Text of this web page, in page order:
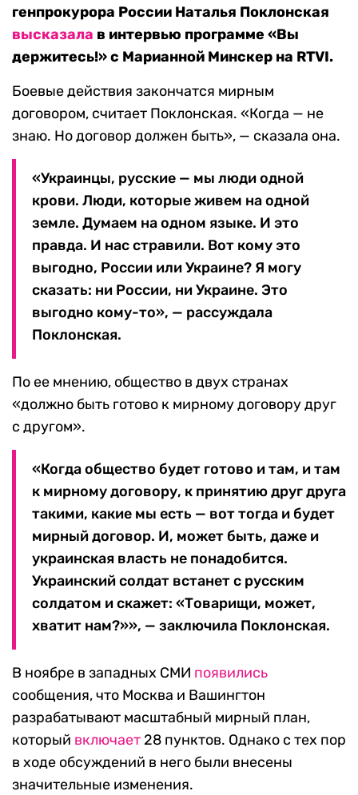
генпрокурора России Наталья Поклонская
высказала в интервью программе «Вы
держитесь!» с Марианной Минскер на RTVI.
Боевые действия закончатся мирным
договором, считает Поклонская. «Когда — не
знаю. Но договор должен быть», — сказала она.
«Украинцы, русские — мы люди одной
крови. Люди, которые живем на одной
земле. Думаем на одном языке. И это
правда. И нас стравили. Вот кому это
выгодно, России или Украине? Я могу
сказать: ни России, ни Украине. Это
выгодно кому-то», — рассуждала
Поклонская.
По ее мнению, общество в двух странах
«должно быть готово к мирному договору друг
с другом».
«Когда общество будет готово и там, и там
к мирному договору, к принятию друг друга
такими, какие мы есть — вот тогда и будет
мирный договор. И, может быть, даже и
украинская власть не понадобится.
Украинский солдат встанет с русским
солдатом и скажет: «Товарищи, может,
хватит нам?»», — заключила Поклонская.
В ноябре в западных СМИ появились
сообщения, что Москва и Вашингтон
разрабатывают масштабный мирный план,
который включает28 пунктов. Однако с тех пор
в ходе обсуждений в него были внесены
значительные изменения.